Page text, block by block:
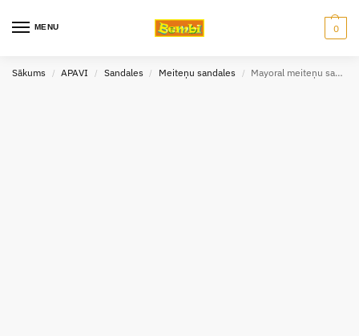
MENU 0
Sākums / APAVI / Sandales / Meiteņu sandales / Mayoral meiteņu sandales 41262 izmēri 19-25